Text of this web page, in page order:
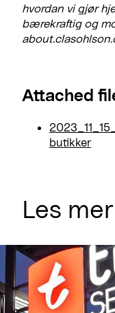
hvordan vi gjør
bærekraftig og
Attached
butikker
Les mer